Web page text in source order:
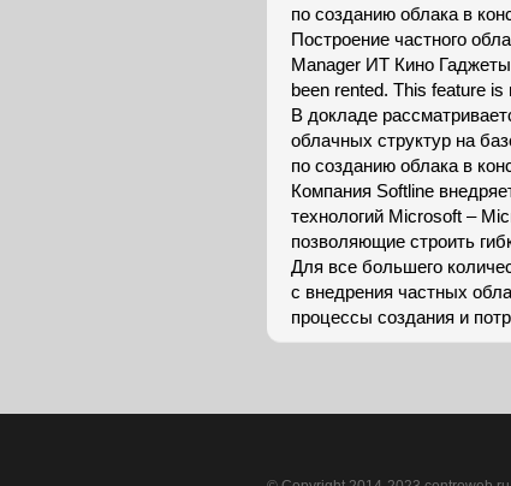
по созданию облака в
Построение частного
Manager ИТ Кино
been rented. This feature is
В докладе
облачных структур на
по созданию облака в
Компания Softline
технологий Microsoft –
позволяющие строить
Для все большего
с внедрения частных
процессы создания и